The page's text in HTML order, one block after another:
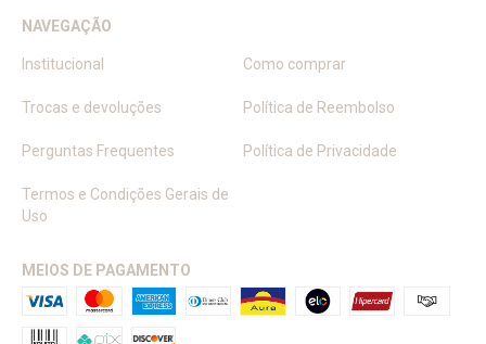
NAVEGAÇÃO
Institucional Como comprar
Trocas e devoluções Política de Reembolso
Perguntas Frequentes Política de Privacidade
Termos e Condições Gerais de
Uso
MEIOS DE PAGAMENTO